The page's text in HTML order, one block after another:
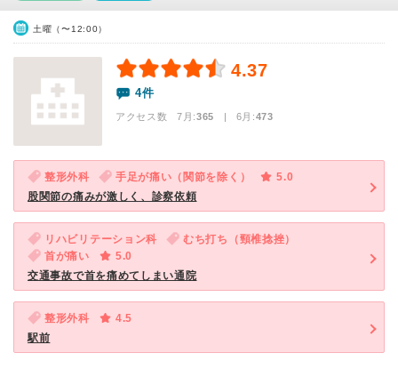
土曜（〜12:00）
4.37
4件
アクセス数 7月:365 | 6月:473
整形外科 手足が痛い（関節を除く）
5.0
股関節の痛みが激しく、診察依頼
リハビリテーション科
むち打ち（頸椎捻挫）
首が痛い
5.0
交通事故で首を痛めてしまい通院
整形外科
4.5
駅前